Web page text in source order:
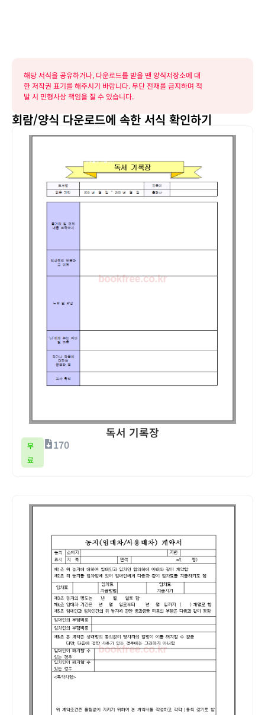
해당 서식을 공유하거나, 다운로드를 받을 땐 양식저장소에 대
한 저작권 표기를 해주시기 바랍니다. 무단 전재를 금지하며 적
발 시 민형사상 책임을 질 수 있습니다.
회람/양식 다운로드에 속한 서식 확인하기
독서 기록장
무
료
170